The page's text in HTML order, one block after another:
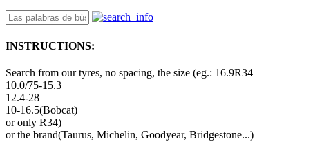
INSTRUCTIONS:
Search from our tyres, no spacing, the size (eg.: 16.9R34
10.0/75-15.3
12.4-28
10-16.5(Bobcat)
or only R34)
or the brand(Taurus, Michelin, Goodyear, Bridgestone...)